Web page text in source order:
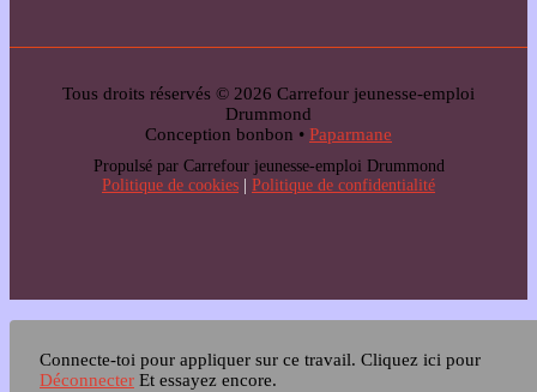
Tous droits réservés © 2026 Carrefour jeunesse-emploi
Drummond
Conception bonbon • Paparmane
Propulsé par Carrefour jeunesse-emploi Drummond
Politique de cookies
Politique de confidentialité
Connecte-toi pour appliquer sur ce travail. Cliquez ici pour
Déconnecter Et essayez encore.